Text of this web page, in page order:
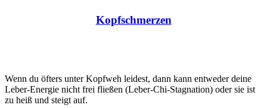
Kopfschmerzen
Wenn du öfters unter Kopfweh leidest, dann kann entweder deine
Leber-Energie nicht frei fließen (Leber-Chi-Stagnation) oder sie ist
zu heiß und steigt auf.